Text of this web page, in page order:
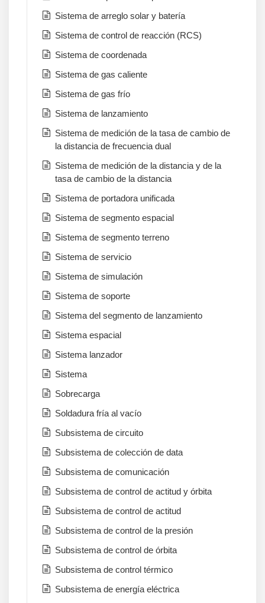
Sistema de arreglo solar y batería
Sistema de control de reacción (RCS)
Sistema de coordenada
Sistema de gas caliente
Sistema de gas frío
Sistema de lanzamiento
Sistema de medición de la tasa de cambio de
la distancia de frecuencia dual
Sistema de medición de la distancia y de la
tasa de cambio de la distancia
Sistema de portadora unificada
Sistema de segmento espacial
Sistema de segmento terreno
Sistema de servicio
Sistema de simulación
Sistema de soporte
Sistema del segmento de lanzamiento
Sistema espacial
Sistema lanzador
Sistema
Sobrecarga
Soldadura fría al vacío
Subsistema de circuito
Subsistema de colección de data
Subsistema de comunicación
Subsistema de control de actitud y órbita
Subsistema de control de actitud
Subsistema de control de la presión
Subsistema de control de órbita
Subsistema de control térmico
Subsistema de energía eléctrica